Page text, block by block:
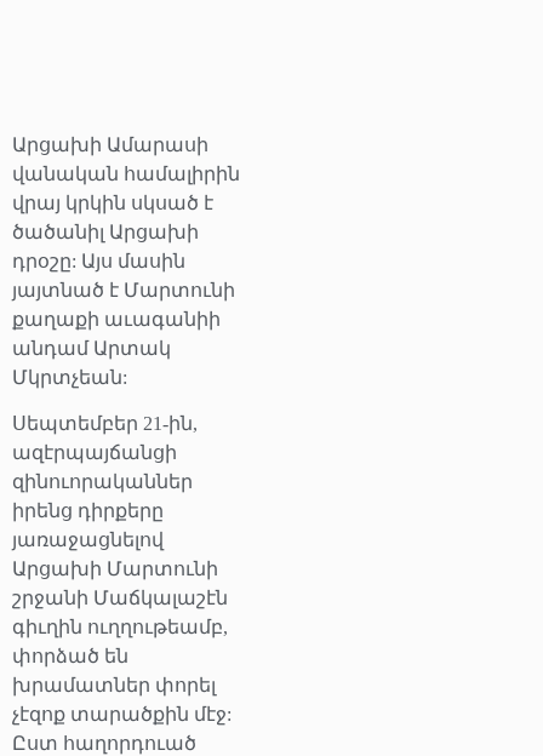
Արցախի Ամարասի
վանական համալիրին
վրայ կրկին սկսած է
ծածանիլ Արցախի
դրօշը: Այս մասին
յայտնած է Մարտունի
քաղաքի աւագանիի
անդամ Արտակ
Մկրտչեան:
Սեպտեմբեր 21-ին,
ազէրպայճանցի
զինուորականներ
իրենց դիրքերը
յառաջացնելով
Արցախի Մարտունի
շրջանի Մաճկալաշէն
գիւղին ուղղութեամբ,
փորձած են
խրամատներ փորել
չէզոք տարածքին մէջ:
Ըստ հաղորդուած